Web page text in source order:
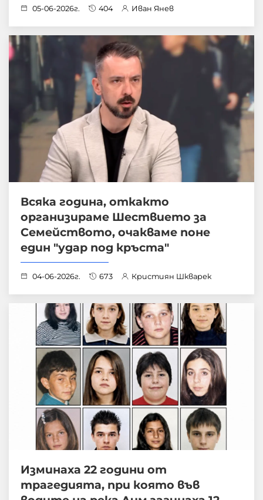
05-06-2026г. 404 Иван Янев
Всяка година, откакто
организираме Шествието за
Семейството, очакваме поне
един "удар под кръста"
04-06-2026г. 673 Кристиян Шкварек
Изминаха 22 години от
трагедията, при която във